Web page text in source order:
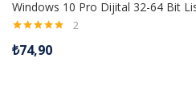
5.00oy aldı
2
₺74,90